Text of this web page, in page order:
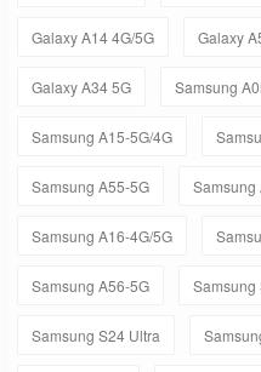
Galaxy A14 4G/5G Galaxy
Galaxy A34 5G Samsung
Samsung A15-5G/4G
Samsung A55-5G Samsung
Samsung A16-4G/5G
Samsung A56-5G Samsung
Samsung S24 Ultra